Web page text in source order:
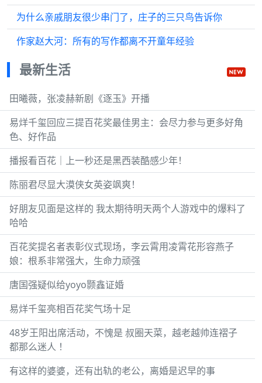
为什么亲戚朋友很少串门了，庄子的三只鸟告诉你
作家赵大河：所有的写作都离不开童年经验
最新生活
田曦薇，张凌赫新剧《逐玉》开播
易烊千玺回应三提百花奖最佳男主：会尽力参与更多好角
色、好作品
播报看百花｜上一秒还是黑西装酷感少年！
陈丽君尽显大漠侠女英姿飒爽！
好朋友见面是这样的 我太期待明天两个人游戏中的爆料了
哈哈
百花奖提名者表彰仪式现场，李云霄用凌霄花形容燕子
娘：根系非常强大，生命力顽强
唐国强疑似给yoyo颢鑫证婚
易烊千玺亮相百花奖气场十足
48岁王阳出席活动，不愧是 叔圈天菜，越老越帅连褶子
都那么迷人 ！
有这样的婆婆，还有出轨的老公，离婚是迟早的事